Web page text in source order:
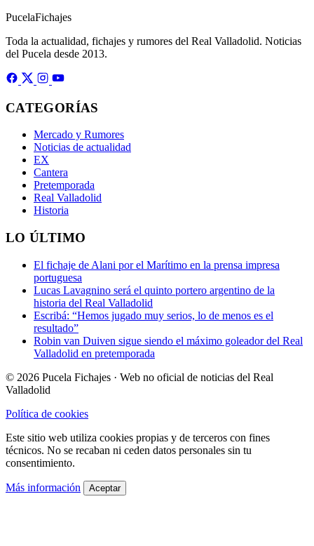
PucelaFichajes
Toda la actualidad, fichajes y rumores del Real Valladolid. Noticias
del Pucela desde 2013.
CATEGORÍAS
Mercado y Rumores
Noticias de actualidad
EX
Cantera
Pretemporada
Real Valladolid
Historia
LO ÚLTIMO
El fichaje de Alani por el Marítimo en la prensa impresa
portuguesa
Lucas Lavagnino será el quinto portero argentino de la
historia del Real Valladolid
Escribá: “Hemos jugado muy serios, lo de menos es el
resultado”
Robin van Duiven sigue siendo el máximo goleador del Real
Valladolid en pretemporada
© 2026 Pucela Fichajes · Web no oficial de noticias del Real
Valladolid
Política de cookies
Este sitio web utiliza cookies propias y de terceros con fines
técnicos. No se recaban ni ceden datos personales sin tu
consentimiento.
Más información Aceptar